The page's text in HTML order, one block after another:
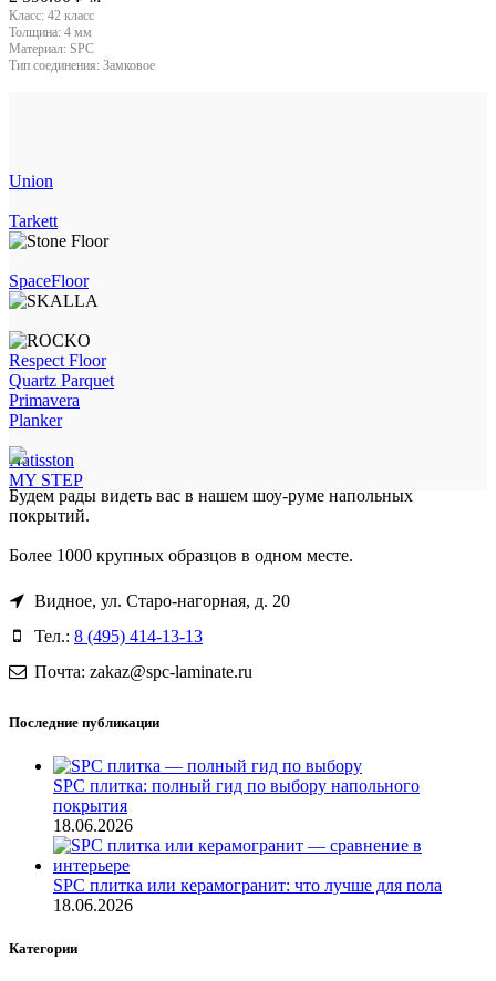
Класс: 42 класс
Толщина: 4 мм
Материал: SPC
Тип соединения: Замковое
Union
Tarkett
SpaceFloor
Respect Floor
Quartz Parquet
Primavera
Planker
Natisston
MY STEP
Будем рады видеть вас в нашем шоу-руме напольных
покрытий.
Более 1000 крупных образцов в одном месте.
Видное, ул. Старо-нагорная, д. 20
Тел.: 8 (495) 414-13-13
Почта: zakaz@spc-laminate.ru
Последние публикации
SPC плитка: полный гид по выбору напольного
покрытия
18.06.2026
SPC плитка или керамогранит: что лучше для пола
18.06.2026
Категории